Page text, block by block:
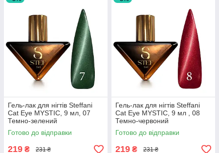
Гель-лак для нігтів Steffani
Cat Eye MYSTIC, 9 мл, 07
Темно-зелений
Готово до відправки
219 ₴ 231 ₴
Гель-лак для нігтів Steffani
Cat Eye MYSTIC, 9 мл , 08
Темно-червоний
Готово до відправки
219 ₴ 231 ₴